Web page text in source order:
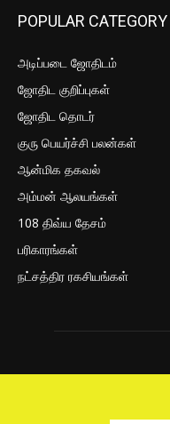
POPULAR CATEGORY
அடிப்படை ஜோதிடம்
ஜோதிட குறிப்புகள்
ஜோதிட தொடர்
குரு பெயர்ச்சி பலன்கள்
ஆன்மிக தகவல்
அம்மன் ஆலயங்கள்
108 திவ்ய தேசம்
பரிகாரங்கள்
நட்சத்திர ரகசியங்கள்